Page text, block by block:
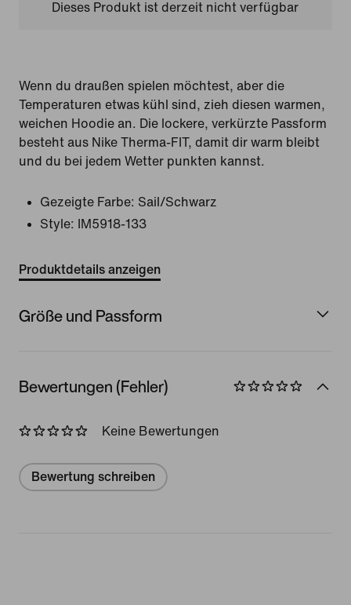
Dieses Produkt ist derzeit nicht verfügbar
Wenn du draußen spielen möchtest, aber die
Temperaturen etwas kühl sind, zieh diesen warmen,
weichen Hoodie an. Die lockere, verkürzte Passform
besteht aus Nike Therma-FIT, damit dir warm bleibt
und du bei jedem Wetter punkten kannst.
Gezeigte Farbe: Sail/Schwarz
Style:
IM5918-133
Produktdetails anzeigen
Größe und Passform
Bewertungen (Fehler)
Keine Bewertungen
Bewertung schreiben